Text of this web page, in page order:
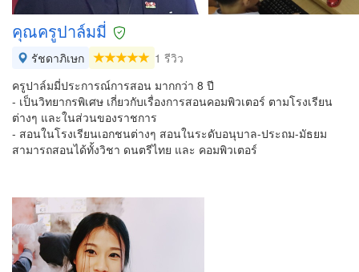
คุณครูปาล์มมี่
รัชดาภิเษก
1 รีวิว
ครูปาล์มมี่ประการณ์การสอน มากกว่า 8 ปี
- เป็นวิทยากรพิเศษ เกี่ยวกับเรื่องการสอนคอมพิวเตอร์ ตามโรงเรียน
ต่างๆ และในส่วนของราชการ
- สอนในโรงเรียนเอกชนต่างๆ สอนในระดับอนุบาล-ประถม-มัธยม
สามารถสอนได้ทั้งวิชา ดนตรีไทย และ คอมพิวเตอร์